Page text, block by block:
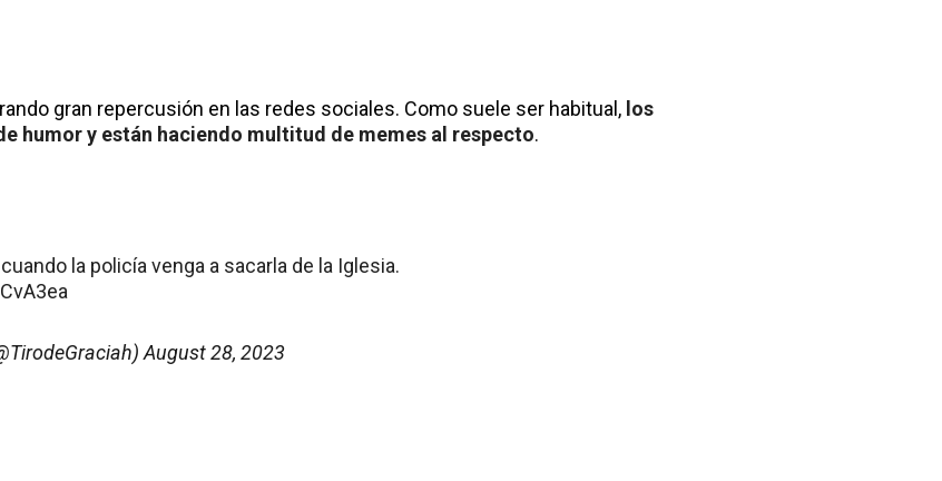
gran repercusión en las redes sociales. Como suele ser habitual, los
humor y están haciendo multitud de memes al respecto.
la policía venga a sacarla de la Iglesia.
August 28, 2023